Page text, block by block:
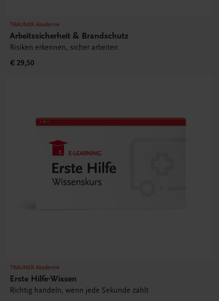
TRAUNER Akademie
Arbeitssicherheit & Brandschutz
Risiken erkennen, sicher arbeiten
€ 29,50
TRAUNER Akademie
Erste Hilfe-Wissen
Richtig handeln, wenn jede Sekunde zählt